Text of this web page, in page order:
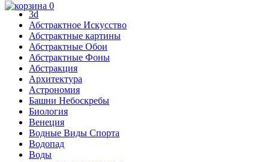
0
3d
Абстрактное Искусство
Абстрактные картины
Абстрактные Обои
Абстрактные Фоны
Абстракция
Архитектура
Астрономия
Башни Небоскребы
Биология
Венеция
Водные Виды Спорта
Водопад
Воды